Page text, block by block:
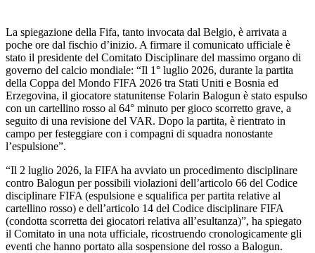
La spiegazione della Fifa, tanto invocata dal Belgio, è arrivata a
poche ore dal fischio d’inizio. A firmare il comunicato ufficiale è
stato il presidente del Comitato Disciplinare del massimo organo di
governo del calcio mondiale: “Il 1° luglio 2026, durante la partita
della Coppa del Mondo FIFA 2026 tra Stati Uniti e Bosnia ed
Erzegovina, il giocatore statunitense Folarin Balogun è stato espulso
con un cartellino rosso al 64° minuto per gioco scorretto grave, a
seguito di una revisione del VAR. Dopo la partita, è rientrato in
campo per festeggiare con i compagni di squadra nonostante
l’espulsione”.
“Il 2 luglio 2026, la FIFA ha avviato un procedimento disciplinare
contro Balogun per possibili violazioni dell’articolo 66 del Codice
disciplinare FIFA (espulsione e squalifica per partita relative al
cartellino rosso) e dell’articolo 14 del Codice disciplinare FIFA
(condotta scorretta dei giocatori relativa all’esultanza)”, ha spiegato
il Comitato in una nota ufficiale, ricostruendo cronologicamente gli
eventi che hanno portato alla sospensione del rosso a Balogun.